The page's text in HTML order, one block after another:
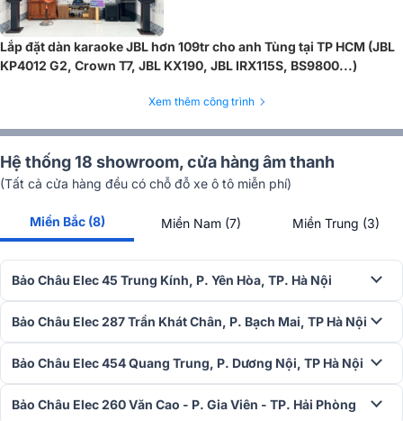
Cục đẩy công suất Crown Series T hiện đã có mặt tại tất cả các
showroom của Bảo Châu Elec trên toàn quốc. Hãy nhanh tay sở hữu
cho mình những siêu phẩm này với mức ưu đãi không thể tuyệt vời
hơn !
Lắp đặt dàn karaoke JBL hơn 109tr cho anh Tùng tại TP HCM (JBL
KP4012 G2, Crown T7, JBL KX190, JBL IRX115S, BS9800...)
Xem thêm công trình
Hệ thống 18 showroom, cửa hàng âm thanh
(Tất cả cửa hàng đều có chỗ đỗ xe ô tô miễn phí)
Miền Bắc (8) Miền Nam (7) Miền Trung (3)
Bảo Châu Elec 45 Trung Kính, P. Yên Hòa, TP. Hà Nội
Bảo Châu Elec 287 Trần Khát Chân, P. Bạch Mai, TP Hà Nội
Bảo Châu Elec 454 Quang Trung, P. Dương Nội, TP Hà Nội
Bảo Châu Elec 260 Văn Cao - P. Gia Viên - TP. Hải Phòng